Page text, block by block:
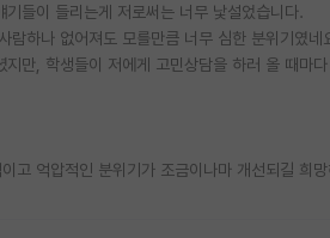
들이 들리는게 저로써는 너무 낯설었습니다.
람하나 없어져도 모를만큼 너무 심한 분위기였네
만, 학생들이 저에게 고민상담을 하러 올 때마다
고 억압적인 분위기가 조금이나마 개선되길 희